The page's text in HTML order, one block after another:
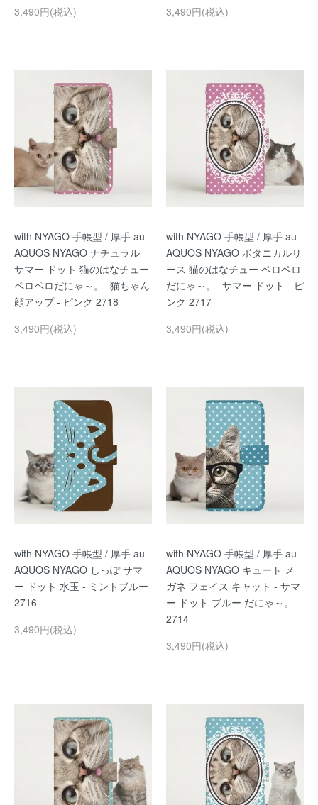
3,490円(税込)
3,490円(税込)
with NYAGO 手帳型 / 厚手 au
AQUOS NYAGO ナチュラル
サマー ドット 猫のはなチュー
ペロペロだにゃ～。- 猫ちゃん
顔アップ - ピンク 2718
3,490円(税込)
with NYAGO 手帳型 / 厚手 au
AQUOS NYAGO ボタニカルリ
ース 猫のはなチュー ペロペロ
だにゃ～。- サマー ドット - ピ
ンク 2717
3,490円(税込)
with NYAGO 手帳型 / 厚手 au
AQUOS NYAGO しっぽ サマ
ー ドット 水玉 - ミントブルー
2716
3,490円(税込)
with NYAGO 手帳型 / 厚手 au
AQUOS NYAGO キュート メ
ガネ フェイス キャット - サマ
ー ドット ブルー だにゃ～。 -
2714
3,490円(税込)